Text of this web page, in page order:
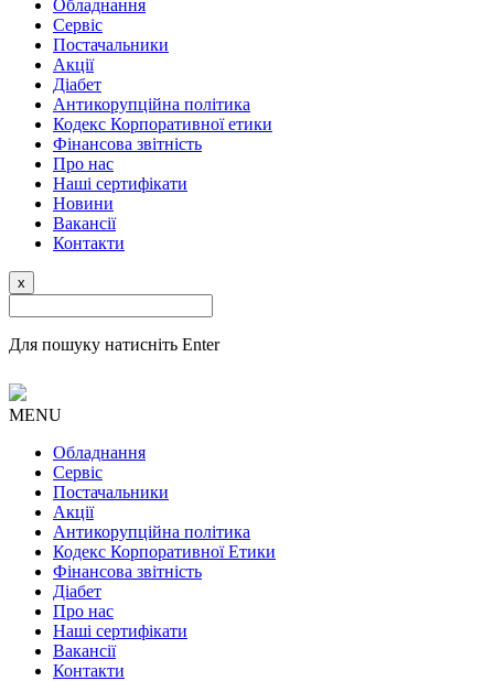
Обладнання
Сервіс
Постачальники
Акції
Діабет
Антикорупційна політика
Кодекс Корпоративної етики
Фінансова звітність
Про нас
Наші сертифікати
Новини
Вакансії
Контакти
x
Для пошуку натисніть Enter
MENU
Обладнання
Сервіс
Постачальники
Акції
Антикорупційна політика
Кодекс Корпоративної Етики
Фінансова звітність
Діабет
Про нас
Наші сертифікати
Вакансії
Контакти